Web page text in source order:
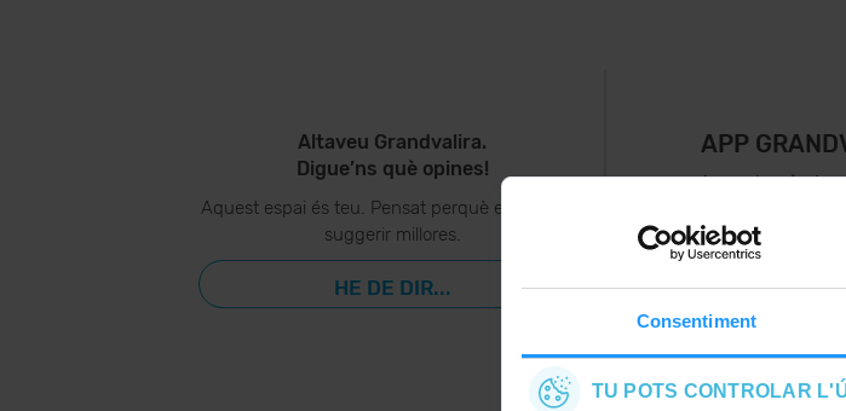
Consentiment
TU POTS CONTROLAR
Altaveu Grandvalira.
Digue’ns què opines!
Aquest espai és teu. Pensat perquè ens puguis
suggerir millores.
HE DE DIR...
APP
Ara, el més